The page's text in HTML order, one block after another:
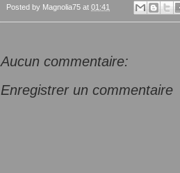
Posted by Magnolia75 at 01:41
Aucun commentaire:
Enregistrer un commentaire